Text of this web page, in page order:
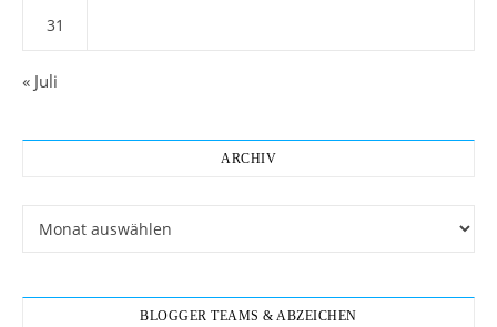
31
« Juli
ARCHIV
BLOGGER TEAMS & ABZEICHEN